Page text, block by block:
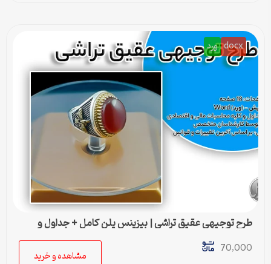
docx ورد
طرح توجیهی عقيق تراشی | بیزینس پلن کامل + جداول و
محاسبات مالی
70,000
مشاهده و خرید